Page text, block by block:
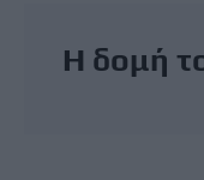
Η δομή